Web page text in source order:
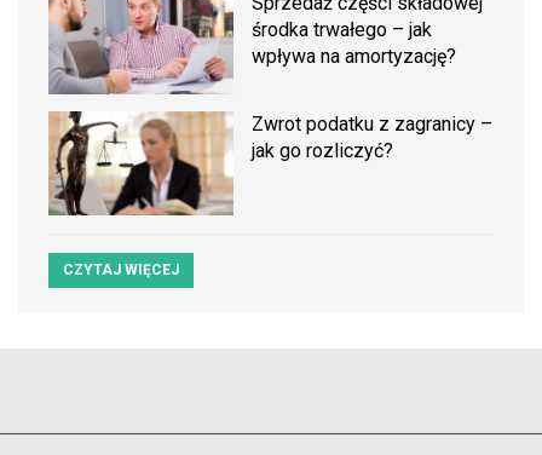
środka trwałego – jak
wpływa na amortyzację?
Zwrot podatku z zagranicy –
jak go rozliczyć?
CZYTAJ WIĘCEJ